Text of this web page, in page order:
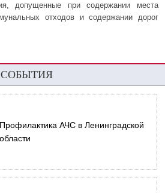
допущенные при содержании места
отходов и содержании дорог
Профилактика АЧС в Ленинградской
области